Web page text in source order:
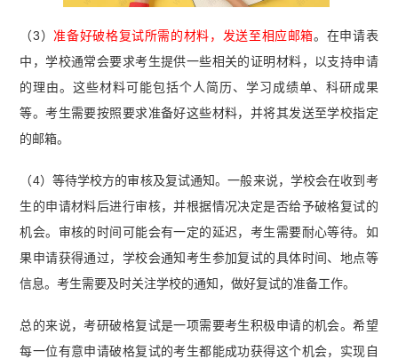
（3）准备好破格复试所需的材料，发送至相应邮箱。在申请表
中，学校通常会要求考生提供一些相关的证明材料，以支持申请
的理由。这些材料可能包括个人简历、学习成绩单、科研成果
等。考生需要按照要求准备好这些材料，并将其发送至学校指定
的邮箱。
（4）等待学校方的审核及复试通知。一般来说，学校会在收到考
生的申请材料后进行审核，并根据情况决定是否给予破格复试的
机会。审核的时间可能会有一定的延迟，考生需要耐心等待。如
果申请获得通过，学校会通知考生参加复试的具体时间、地点等
信息。考生需要及时关注学校的通知，做好复试的准备工作。
总的来说，考研破格复试是一项需要考生积极申请的机会。希望
每一位有意申请破格复试的考生都能成功获得这个机会，实现自